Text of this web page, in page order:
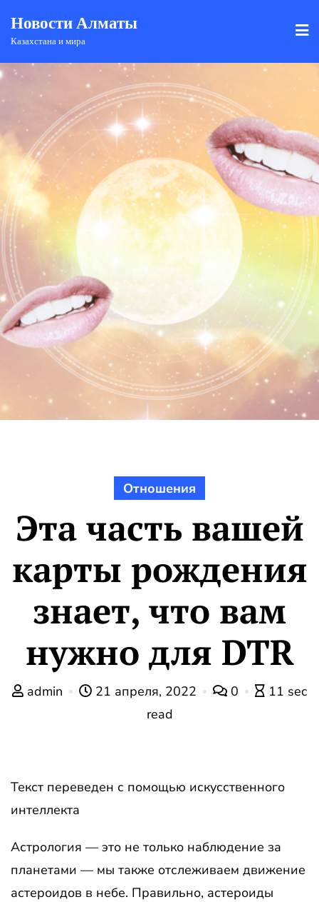
Новости Алматы
Казахстана и мира
Отношения
Эта часть вашей
карты рождения
знает, что вам
нужно для DTR
admin 21 апреля, 2022 0
11 sec
read
Текст переведен с помощью искусственного
интеллекта
Астрология — это не только наблюдение за
планетами — мы также отслеживаем движение
астероидов в небе. Правильно, астероиды